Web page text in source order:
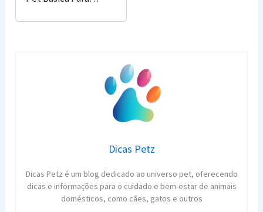
Dicas Petz
Dicas Petz é um blog dedicado ao universo pet, oferecendo
dicas e informações para o cuidado e bem-estar de animais
domésticos, como cães, gatos e outros